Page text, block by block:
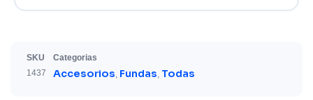
SKU
1437
Categorias
Accesorios, Fundas, Todas